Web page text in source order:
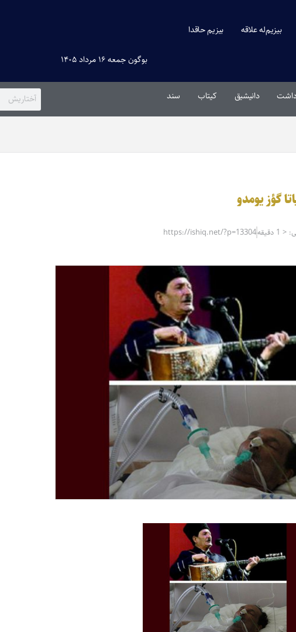
بیزیم‌له علاقه بیزیم حاقدا
بوگون جمعه ۱۶ مرداد ۱۴۰۵
دانیشیق کیتاب سند
گؤز یومدو
دقیقه https://ishiq.net/?p=13304